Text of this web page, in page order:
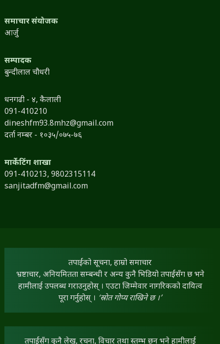
समाचार संयोजक
आर्जु
सम्पादक
बुन्दीलाल चौधरी
धनगढी - ४, कैलाली
091-410210
dineshfm93.8mhz@gmail.com
दर्ता नम्बर - १०३५/०७५-७६
मार्केटिंग शाखा
091-410213, 9802315114
sanjitadfm@gmail.com
तपाईंको सूचना, हाम्रो समाचार
भ्रष्टाचार, अनियमितता सम्बन्धी र अन्य कुनै भिडियो तपाईंसँग छ भने
हामीलाई उपलब्ध गराउनुहोस् । एउटा जिम्मेवार नागरिकको दायित्व
पूरा गर्नुहोस् । ‘स्रोत गोप्य राखिने छ ।’
तपाईंसँग कुनै लेख, रचना, विचार तथा स्तम्भ छन् भने हामीलाई